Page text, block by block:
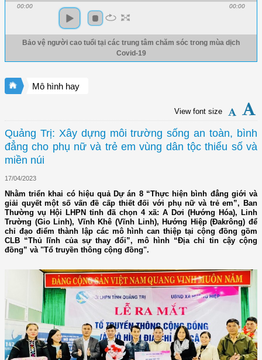
00:00 00:00
Bảo vệ người cao tuổi tại các trung tâm chăm sóc trong mùa dịch
Covid-19
Mô hình hay
View font size
Quảng Trị: Xây dựng môi trường sống an toàn, bình
đẳng cho phụ nữ và trẻ em vùng dân tộc thiểu số và
miền núi
17/04/2023
Nhằm triển khai có hiệu quả Dự án 8 “Thực hiện bình đẳng giới và
giải quyết một số vấn đề cấp thiết đối với phụ nữ và trẻ em”, Ban
Thường vụ Hội LHPN tỉnh đã chọn 4 xã: A Dơi (Hướng Hóa), Linh
Trường (Gio Linh), Vĩnh Khê (Vĩnh Linh), Hướng Hiệp (Đakrông) để
chỉ đạo điểm thành lập các mô hình can thiệp tại cộng đồng gồm
CLB “Thủ lĩnh của sự thay đổi”, mô hình “Địa chỉ tin cậy cộng
đồng” và "Tổ truyền thông cộng đồng".